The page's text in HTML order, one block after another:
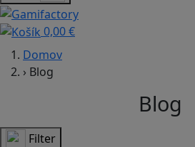
0,00 €
Domov
› Blog
Blog
Filter